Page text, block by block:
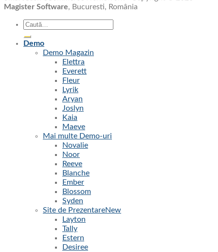
Magister Software, Bucuresti, România
Caută
Demo
Demo Magazin
Elettra
Everett
Fleur
Lyrik
Aryan
Joslyn
Kaia
Maeve
Mai multe Demo-uri
Novalie
Noor
Reeve
Blanche
Ember
Blossom
Syden
Site de Prezentare
Layton
Tally
Estern
Desiree